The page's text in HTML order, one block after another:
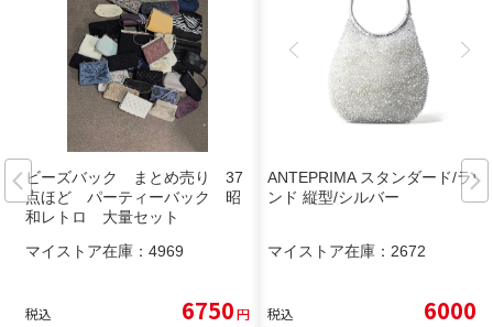
ビーズバック まとめ売り 37
点ほど パーティーバック 昭
和レトロ 大量セット
マイストア在庫： 4969
税込 6750円
ANTEPRIMA スタンダード/ラウ
ンド 縦型/シルバー
マイストア在庫： 2672
税込 6000